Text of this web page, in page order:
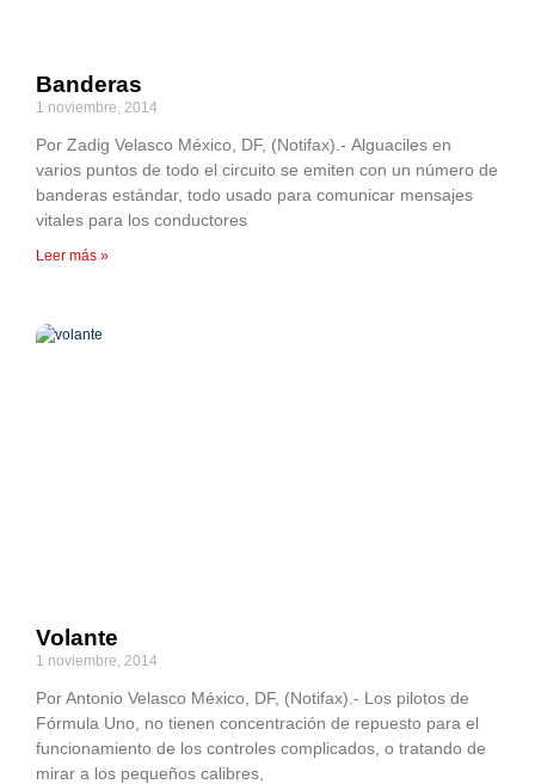
Banderas
1 noviembre, 2014
Por Zadig Velasco México, DF, (Notifax).- Alguaciles en
varios puntos de todo el circuito se emiten con un número de
banderas estándar, todo usado para comunicar mensajes
vitales para los conductores
Leer más »
Volante
1 noviembre, 2014
Por Antonio Velasco México, DF, (Notifax).- Los pilotos de
Fórmula Uno, no tienen concentración de repuesto para el
funcionamiento de los controles complicados, o tratando de
mirar a los pequeños calibres,